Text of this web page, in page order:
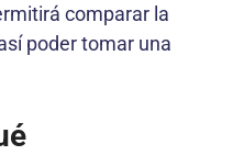
comparar la
poder tomar una